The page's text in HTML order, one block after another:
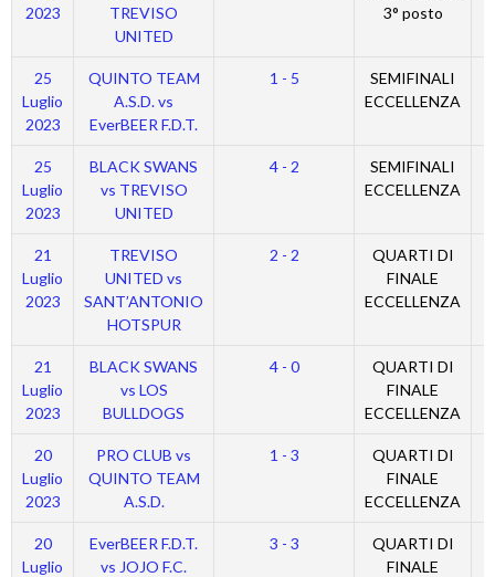
2023
TREVISO
UNITED
3° posto
25
Luglio
2023
QUINTO TEAM
A.S.D. vs
EverBEER F.D.T.
1 - 5
SEMIFINALI
ECCELLENZA
25
Luglio
2023
BLACK SWANS
vs TREVISO
UNITED
4 - 2
SEMIFINALI
ECCELLENZA
21
Luglio
2023
TREVISO
UNITED vs
SANT’ANTONIO
HOTSPUR
2 - 2
QUARTI DI
FINALE
ECCELLENZA
21
Luglio
2023
BLACK SWANS
vs LOS
BULLDOGS
4 - 0
QUARTI DI
FINALE
ECCELLENZA
20
Luglio
2023
PRO CLUB vs
QUINTO TEAM
A.S.D.
1 - 3
QUARTI DI
FINALE
ECCELLENZA
20
Luglio
EverBEER F.D.T.
vs JOJO F.C.
3 - 3
QUARTI DI
FINALE